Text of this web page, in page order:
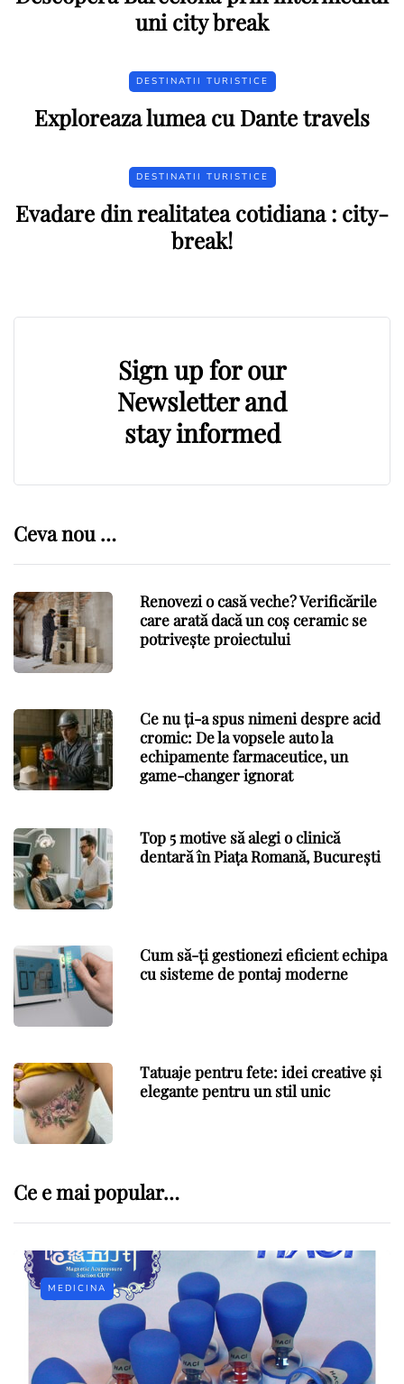
uni city break
DESTINATII TURISTICE
Exploreaza lumea cu Dante travels
DESTINATII TURISTICE
Evadare din realitatea cotidiana : city-
break!
Sign up for our
Newsletter and
stay informed
Ceva nou …
Renovezi o casă veche? Verificările
care arată dacă un coș ceramic se
potrivește proiectului
Ce nu ți-a spus nimeni despre acid
cromic: De la vopsele auto la
echipamente farmaceutice, un
game-changer ignorat
Top 5 motive să alegi o clinică
dentară în Piața Romană, București
Cum să-ți gestionezi eficient echipa
cu sisteme de pontaj moderne
Tatuaje pentru fete: idei creative și
elegante pentru un stil unic
Ce e mai popular…
MEDICINA